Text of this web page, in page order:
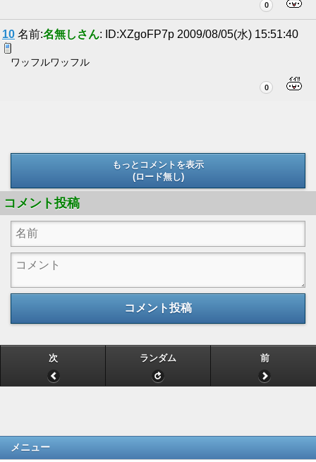
0
10 名前:名無しさん: ID:XZgoFP7p 2009/08/05(水) 15:51:40
ワッフルワッフル
0
もっとコメントを表示
(ロード無し)
コメント投稿
コメント投稿
次 ランダム 前
メニュー